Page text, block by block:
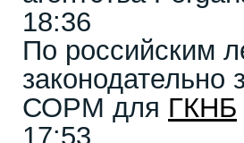
18:36
По российским
законодательно
СОРМ для ГКНБ
17:53